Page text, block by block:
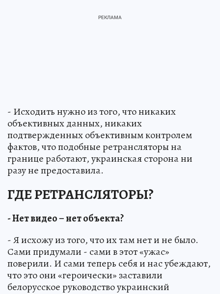
- Исходить нужно из того, что никаких
объективных данных, никаких
подтвержденных объективным контролем
фактов, что подобные ретрансляторы на
границе работают, украинская сторона ни
разу не предоставила.
ГДЕ РЕТРАНСЛЯТОРЫ?
- Нет видео – нет объекта?
- Я исхожу из того, что их там нет и не было.
Сами придумали - сами в этот «ужас»
поверили. И сами теперь себя и нас убеждают,
что это они «героически» заставили
белорусское руководство украинский